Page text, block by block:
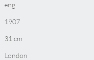
eng
1907
31 cm
London